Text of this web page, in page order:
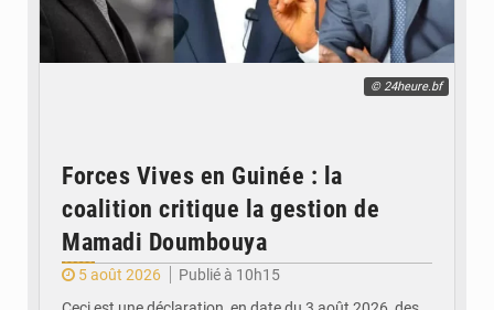
© 24heure.bf
Forces Vives en Guinée : la
coalition critique la gestion de
Mamadi Doumbouya
5 août 2026
Publié à 10h15